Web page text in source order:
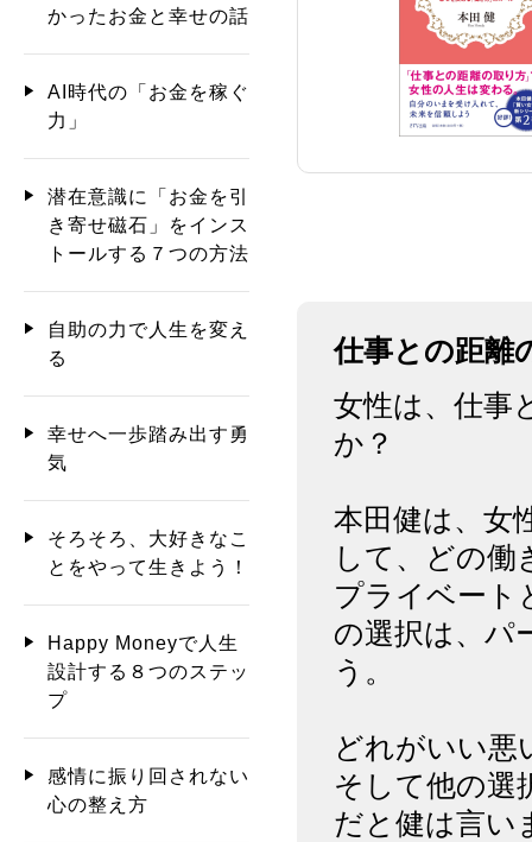
仕事との距離
女性は、仕事
か？
本田健は、女
して、どの働
プライベート
の選択は、パ
う。
どれがいい悪
そして他の選
だと健は言い
かったお金と幸せの話
AI時代の「お金を稼ぐ
力」
潜在意識に「お金を引
き寄せ磁石」をインス
トールする７つの方法
自助の力で人生を変え
る
幸せへ一歩踏み出す勇
気
そろそろ、大好きなこ
とをやって生きよう！
Happy Moneyで人生
設計する８つのステッ
プ
感情に振り回されない
心の整え方